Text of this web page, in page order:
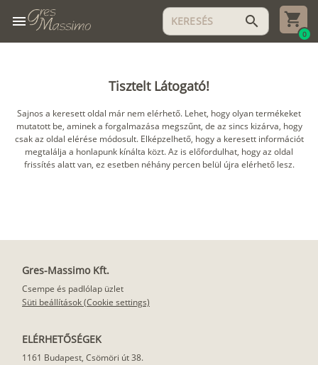
menu search
0
Tisztelt Látogató!
Sajnos a keresett oldal már nem elérhető. Lehet, hogy olyan termékeket
mutatott be, aminek a forgalmazása megszűnt, de az sincs kizárva, hogy
csak az oldal elérése módosult. Elképzelhető, hogy a keresett információt
megtalálja a honlapunk kínálta közt. Az is előfordulhat, hogy az oldal
frissítés alatt van, ez esetben néhány percen belül újra elérhető lesz.
Gres-Massimo Kft.
Csempe és padlólap üzlet
Süti beállítások (Cookie settings)
ELÉRHETŐSÉGEK
1161 Budapest, Csömöri út 38.